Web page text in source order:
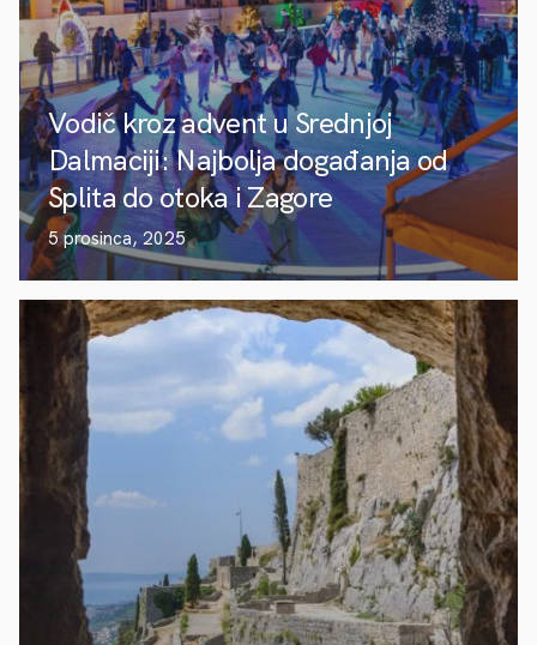
Vodič kroz advent u Srednjoj
Dalmaciji: Najbolja događanja od
Splita do otoka i Zagore
5 prosinca, 2025